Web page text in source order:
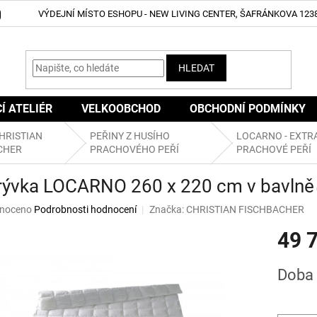
VÝDEJNÍ MÍSTO ESHOPU - NEW LIVING CENTER, ŠAFRÁNKOVA
HLEDAT
ATELIÉR VELKOOBCHOD OBCHODNÍ PODMÍNKY
PEŘINY Z HUSÍHO
PRACHOVÉHO PEŘÍ
LOCARNO -
PRACHOVÉ PEŘÍ
LOCARNO 260 x 220 cm v bavlně
Podrobnosti hodnocení Značka:CHRISTIAN FISCHBACHER
49
cena: